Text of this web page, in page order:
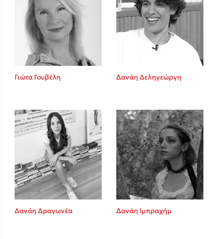
Γιώτα Γουβέλη Δανάη Δεληγεώργη
Δανάη Δραγωνέα Δανάη Ιμπραχήμ